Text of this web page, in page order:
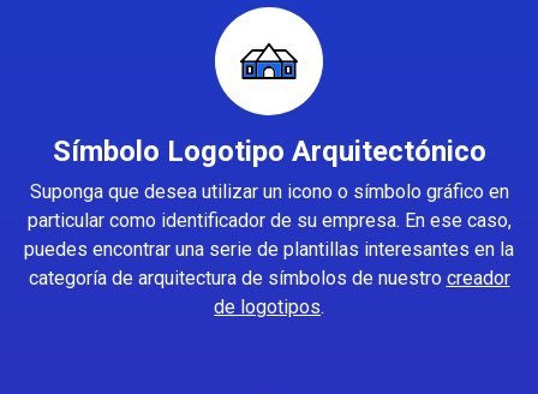
Símbolo Logotipo Arquitectónico
Suponga que desea utilizar un icono o símbolo gráfico en
particular como identificador de su empresa. En ese caso,
puedes encontrar una serie de plantillas interesantes en la
categoría de arquitectura de símbolos de nuestro creador
de logotipos.